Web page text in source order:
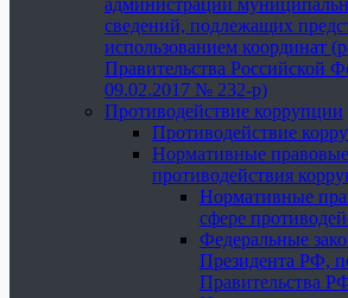
администрации
сведений, подлежащих
использованием координат
Правительства Российской
09.02.2017 № 232-р)
Противодействие коррупции
Противодействие
Нормативные
противодействия
Нормативные
сфере
Федеральные
Президента РФ,
Правительства